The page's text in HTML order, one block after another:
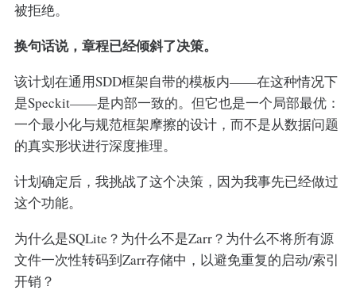
被拒绝。
换句话说，章程已经倾斜了决策。
该计划在通用SDD框架自带的模板内——在这种情况下
是Speckit——是内部一致的。但它也是一个局部最优：
一个最小化与规范框架摩擦的设计，而不是从数据问题
的真实形状进行深度推理。
计划确定后，我挑战了这个决策，因为我事先已经做过
这个功能。
为什么是SQLite？为什么不是Zarr？为什么不将所有源
文件一次性转码到Zarr存储中，以避免重复的启动/索引
开销？